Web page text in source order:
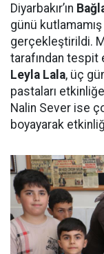
Diyarbakır’ın
günü
gerçekleştirildi.
tarafından tespit
Leyla Lala, üç
pastaları
Nalin Sever ise
boyayarak